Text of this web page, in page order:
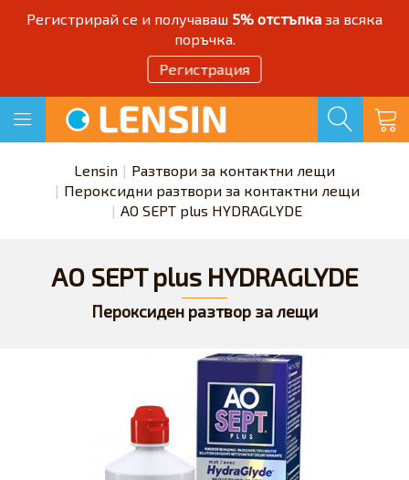
Регистрирай се и получаваш 5% отстъпка за всяка
поръчка.
Регистрация
Lensin
Разтвори за контактни лещи
Пероксидни разтвори за контактни лещи
AO SEPT plus HYDRAGLYDE
AO SEPT plus HYDRAGLYDE
Пероксиден разтвор за лещи